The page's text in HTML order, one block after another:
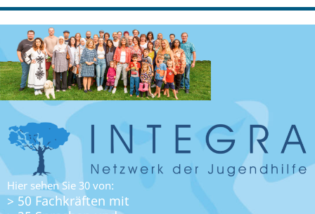
Hier sehen Sie 30 von:
> 50 Fachkräften mit